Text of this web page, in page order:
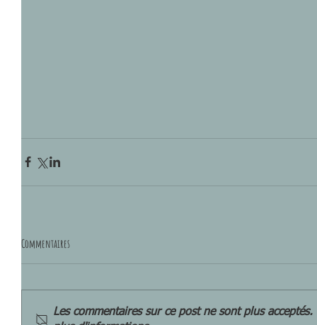
Commentaires
Les commentaires sur ce post ne sont plus